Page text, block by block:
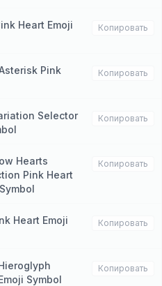
Heart Emoji
Копировать
Pink
Копировать
Selector
Копировать
Hearts
Pink Heart
Копировать
Heart Emoji
Копировать
Symbol
Копировать